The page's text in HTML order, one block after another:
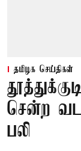
தமிழக செய்திகள்
சென்ற
பலி